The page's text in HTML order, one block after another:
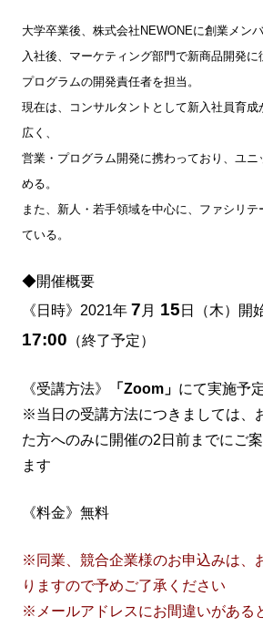
大学卒業後、株式会社NEWONEに創業メン
入社後、マーケティング部門で新商品開発
プログラムの開発責任者を担当。
現在は、コンサルタントとして新入社員育
広く、
営業・プログラム開発に携わっており、ユ
める。
また、新人・若手領域を中心に、ファシリテ
ている。
◆開催概要
《日時》2021年 7 月 15 日（木）開
17:00 （終了予定）
《受講方法》 「Zoom」 にて実施予
※当日の受講方法につきましては、
た方へのみに開催の2日前までにご
ます
《料金》無料
※同業、競合企業様のお申込みは、
りますので予めご了承ください
※メールアドレスにお間違いがある